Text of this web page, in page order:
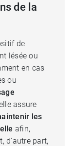
de la
de
lésée ou
en cas
ou
assure
les
afin,
d'autre part,